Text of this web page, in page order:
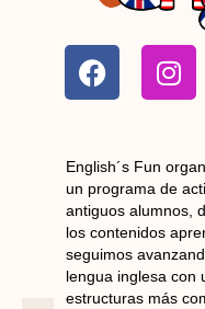
F
a
c
b
o
o
k
I
n
s
a
g
r
a
m
English´s Fun
un programa de
antiguos alumnos,
los contenidos
seguimos
lengua inglesa con
estructuras más